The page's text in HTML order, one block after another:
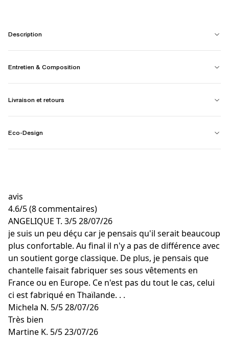
Description
Entretien & Composition
Livraison et retours
Eco-Design
avis
4.6/5(8 commentaires)
ANGELIQUE T. 3/528/07/26
je suis un peu déçu car je pensais qu'il serait beaucoup
plus confortable. Au final il n'y a pas de différence avec
un soutient gorge classique. De plus, je pensais que
chantelle faisait fabriquer ses sous vêtements en
France ou en Europe. Ce n'est pas du tout le cas, celui
ci est fabriqué en Thaïlande. . .
Michela N. 5/528/07/26
Très bien
Martine K. 5/523/07/26